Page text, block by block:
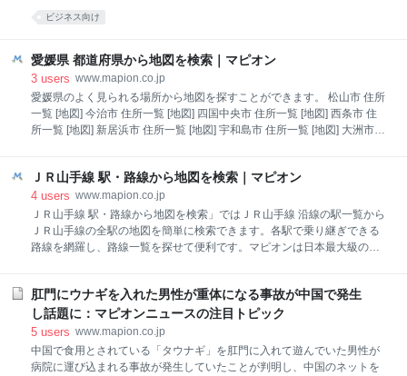
きない品々が、収納スペースにぎっしり…なんて、誰もが抱える悩みで
minikura 」というオンライントランクサービスがあるのですが、実際に
試してみたところ…これが実にイイんですよ！ minikuraって？
minikuraは、ダンボール単位で大切な品々を保管してくれる、寺田倉庫
が運営するオンライントランクルームサービス。パソコン、スマホから
のアクセスに対応しています。 このminikuraが従来のトランクルームと
ビジネス向け
愛媛県 都道府県から地図を検索｜マピオン
3 users www.mapion.co.jp
愛媛県のよく見られる場所から地図を探すことができます。 松山市 住所
一覧 [地図] 今治市 住所一覧 [地図] 四国中央市 住所一覧 [地図] 西条市 住
所一覧 [地図] 新居浜市 住所一覧 [地図] 宇和島市 住所一覧 [地図] 大洲市
子町(喜多郡) 住所一覧 [地図] 愛南町(南宇和郡) 住所一覧 [地図] 砥部町(伊
予郡) 住所一覧 [地図] 久万高原町(上浮穴郡) 住所一覧 [地図] 伊方町(西宇
和郡) 住所一覧 [地図] 鬼北町(北宇和郡) 住所一覧 [地図] 上島町(越智郡) 住
所一覧 [地図] 松野町(北宇和郡) 住所一覧 [地図]
ＪＲ山手線 駅・路線から地図を検索｜マピオン
4 users www.mapion.co.jp
ＪＲ山手線 駅・路線から地図を検索」ではＪＲ山手線 沿線の駅一覧から
ＪＲ山手線の全駅の地図を簡単に検索できます。各駅で乗り継ぎできる
路線を網羅し、路線一覧を探せて便利です。マピオンは日本最大級の地
肛門にウナギを入れた男性が重体になる事故が中国で発生
し話題に：マピオンニュースの注目トピック
5 users www.mapion.co.jp
中国で食用とされている「タウナギ」を肛門に入れて遊んでいた男性が
病院に運び込まれる事故が発生していたことが判明し、中国のネットを